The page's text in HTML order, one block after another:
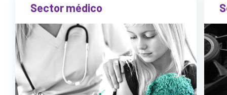
Sector médico